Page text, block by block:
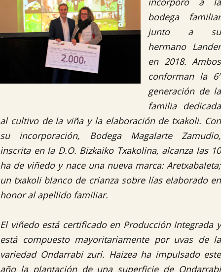
bodega familiar
junto a su
hermano Lander
en 2018. Ambos
conforman la 6ª
generación de la
familia dedicada
al cultivo de la viña y la elaboración de txakoli. Con
su incorporación, Bodega Magalarte Zamudio,
inscrita en la D.O. Bizkaiko Txakolina, alcanza las 10
ha de viñedo y nace una nueva marca: Aretxabaleta;
un txakoli blanco de crianza sobre lías elaborado en
honor al apellido familiar.
El viñedo está certificado en Producción Integrada y
está compuesto mayoritariamente por uvas de la
variedad Ondarrabi zuri. Haizea ha impulsado este
año la plantación de una superficie de Ondarrabi